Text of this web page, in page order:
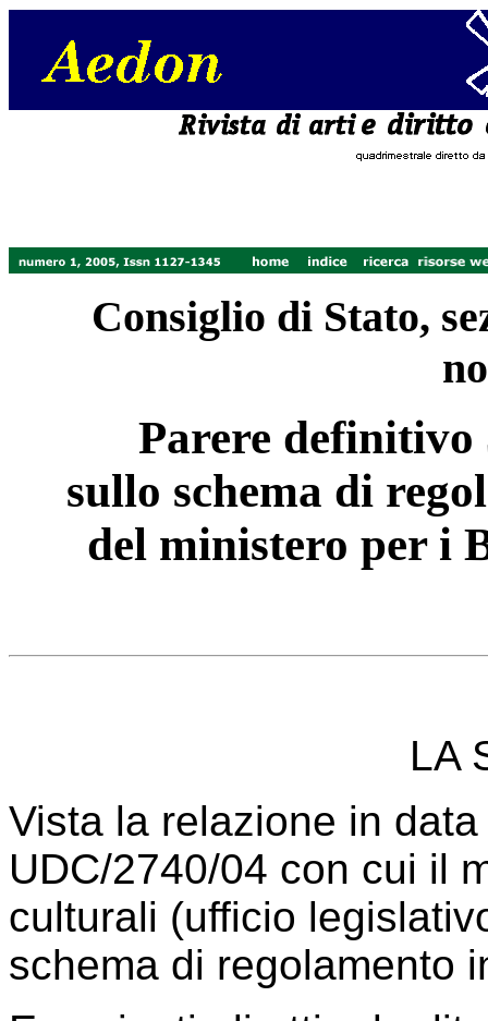
Consiglio di Stato,
Parere definitivo
sullo schema di
del ministero per i
LA
Vista la relazione in
UDC/2740/04 con cui il
culturali (ufficio
schema di regolamento